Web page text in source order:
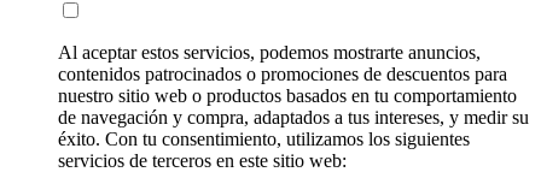
Al aceptar estos servicios, podemos mostrarte anuncios,
contenidos patrocinados o promociones de descuentos para
nuestro sitio web o productos basados en tu comportamiento
de navegación y compra, adaptados a tus intereses, y medir su
éxito. Con tu consentimiento, utilizamos los siguientes
servicios de terceros en este sitio web: